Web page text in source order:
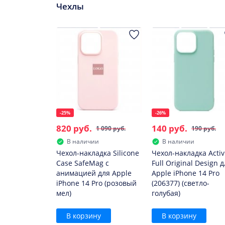
Чехлы
-25%
1 090 руб.
820 руб.
В наличии
Чехол-накладка Silicone
Case SafeMag с
анимацией для Apple
iPhone 14 Pro (розовый
мел)
В корзину
-26%
190 руб.
140 руб.
В наличии
Чехол-накладка Activ
Full Original Design
Apple iPhone 14 Pro
(206377) (светло-
голубая)
В корзину